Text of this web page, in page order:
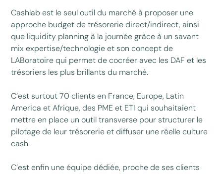
Cashlab est le seul outil du marché à proposer une
approche budget de trésorerie direct/indirect, ainsi
que liquidity planning à la journée grâce à un savant
mix expertise/technologie et son concept de
LABoratoire qui permet de cocréer avec les DAF et les
trésoriers les plus brillants du marché.
C’est surtout 70 clients en France, Europe, Latin
America et Afrique, des PME et ETI qui souhaitaient
mettre en place un outil transverse pour structurer le
pilotage de leur trésorerie et diffuser une réelle culture
cash.
C’est enfin une équipe dédiée, proche de ses clients